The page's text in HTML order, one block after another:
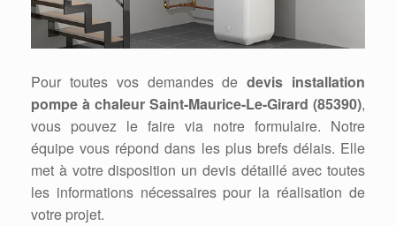
Pour toutes vos demandes dedevis installation
pompe à chaleur Saint-Maurice-Le-Girard (85390),
vous pouvez le faire via notre formulaire. Notre
équipe vous répond dans les plus brefs délais. Elle
met à votre disposition un devis détaillé avec toutes
les informations nécessaires pour la réalisation de
votre projet.